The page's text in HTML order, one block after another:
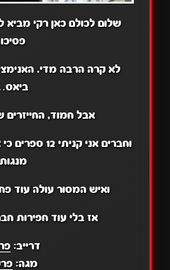
שלום לכולם כאן רקי
לא קרה הרבה מדי.
אבל חמוד, החייזרים
וחברים אני
ואיש המסור עולה עוד
אז בלי עוד חפירות
דרייב:
מגה: